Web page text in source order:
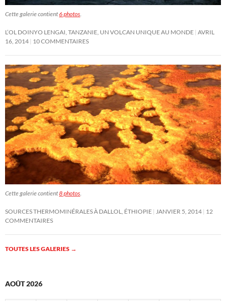
Cette galerie contient6 photos
L’OL DOINYO LENGAI, TANZANIE, UN VOLCAN UNIQUE AU MONDE AVRIL
16, 2014 10 COMMENTAIRES
Cette galerie contient8 photos
SOURCES THERMOMINÉRALES À DALLOL, ÉTHIOPIE JANVIER 5, 2014 12
COMMENTAIRES
TOUTES LES GALERIES →
AOÛT 2026